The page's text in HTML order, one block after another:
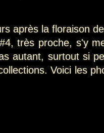
la floraison de
très proche, s'y
autant, surtout si
Voici les